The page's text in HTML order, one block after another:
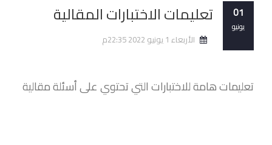
01
يونيو تعليمات الاختبارات المقالية
الأربعاء 1 يونيو 2022 22:35م
تعليمات هامة للاختبارات التي تحتوي على أسئلة مقالية